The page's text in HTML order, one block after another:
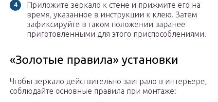
Приложите зеркало к стене и прижмите его на
время, указанное в инструкции к клею. Затем
зафиксируйте в таком положении заранее
приготовленными для этого приспособлениями.
«Золотые правила» установки
Чтобы зеркало действительно заиграло в интерьере,
соблюдайте основные правила при монтаже: